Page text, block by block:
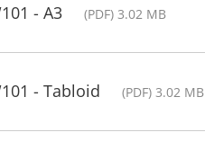
- A3 (PDF) 3.02 MB
- Tabloid (PDF) 3.02 MB